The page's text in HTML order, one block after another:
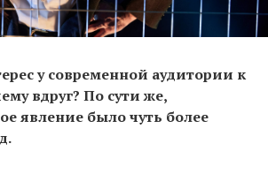
у современной аудитории к
вдруг? По сути же,
явление было чуть более